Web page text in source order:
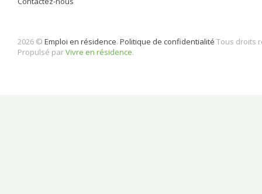
2026 © Emploi en résidence. Politique de confidentialité Tous droits
Propulsé parVivre en résidence.